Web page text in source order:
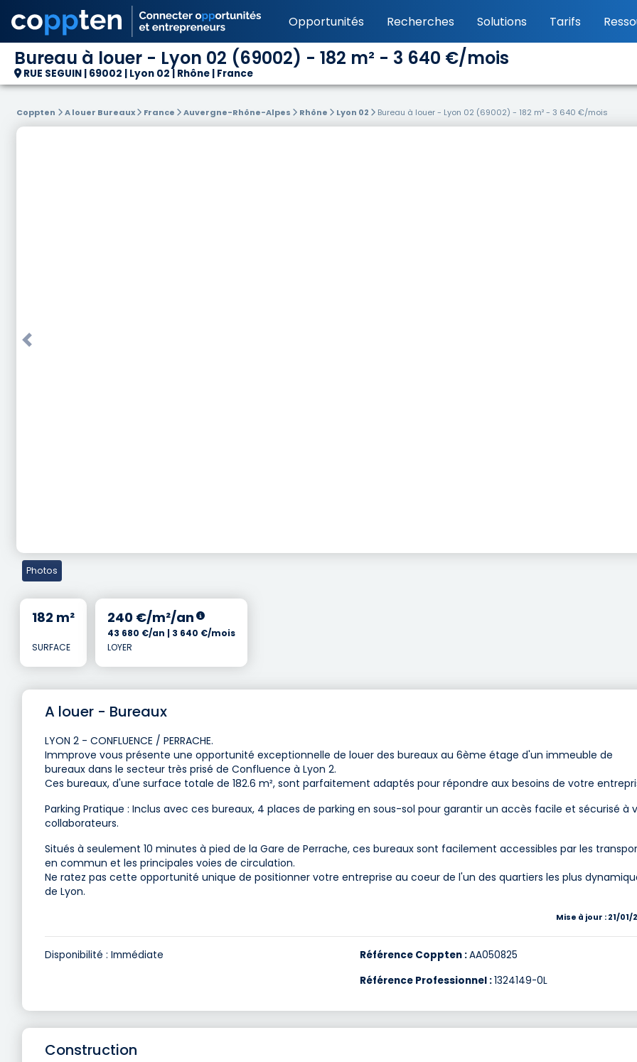
Opportunités Recherches Solutions Tarifs
Bureau à louer - Lyon 02 (69002) - 182 m² - 3 640 €/mois
RUE SEGUIN | 69002 | Lyon 02 | Rhône | France
Coppten A louer Bureaux France Auvergne-Rhône-Alpes Rhône Lyon 02 Bureau à louer - Lyon 02 (69002) - 182 m² - 3 640 €/mois
Previous
Photos
182 m²
SURFACE
240 €/m²/an
43 680 €/an | 3 640 €/mois
LOYER
A louer - Bureaux
LYON 2 - CONFLUENCE / PERRACHE.
Immprove vous présente une opportunité exceptionnelle de louer des bureaux au 6ème étage d'un immeuble de
bureaux dans le secteur très prisé de Confluence à Lyon 2.
Ces bureaux, d'une surface totale de 182.6 m², sont parfaitement adaptés pour répondre aux besoins de votre
Parking Pratique : Inclus avec ces bureaux, 4 places de parking en sous-sol pour garantir un accès facile et sécurisé à
collaborateurs.
Situés à seulement 10 minutes à pied de la Gare de Perrache, ces bureaux sont facilement accessibles par les
en commun et les principales voies de circulation.
Ne ratez pas cette opportunité unique de positionner votre entreprise au coeur de l'un des quartiers les plus
de Lyon.
Mise à jour : 21/01/
Disponibilité : Immédiate Référence Coppten :AA050825
Référence Professionnel :1324149-0L
Construction